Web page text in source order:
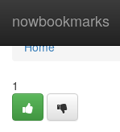
nowbookmarks
Home
Home
1